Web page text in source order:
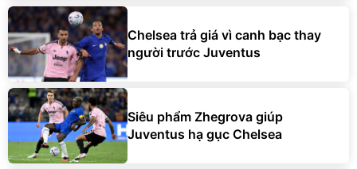
Chelsea trả giá vì canh bạc thay
người trước Juventus
Siêu phẩm Zhegrova giúp
Juventus hạ gục Chelsea